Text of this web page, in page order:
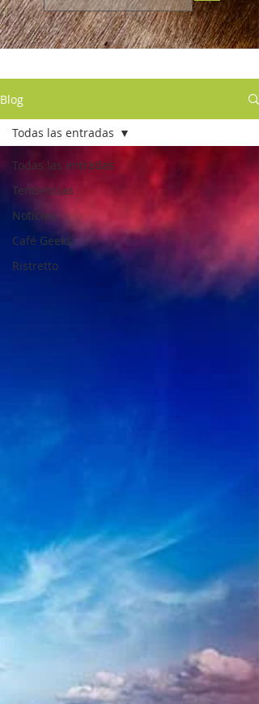
Blog
Todas las entradas
Tendencias
Noticias
Café Geeks
Ristretto
Todas las entradas